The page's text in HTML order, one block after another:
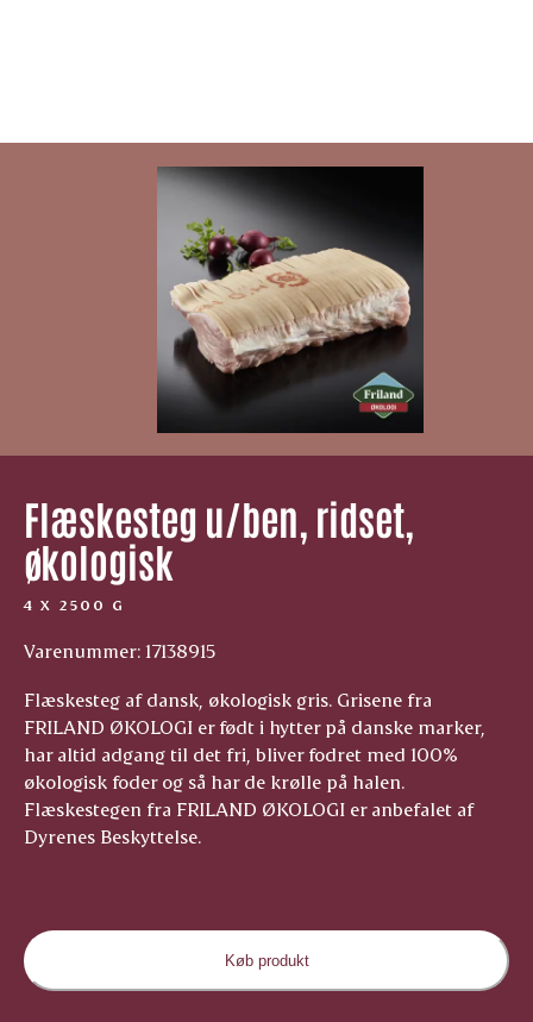
Flæskesteg u/ben, ridset,
økologisk
4 X 2500 G
Varenummer: 17138915
Flæskesteg af dansk, økologisk gris. Grisene fra
FRILAND ØKOLOGI er født i hytter på danske marker,
har altid adgang til det fri, bliver fodret med 100%
økologisk foder og så har de krølle på halen.
Flæskestegen fra FRILAND ØKOLOGI er anbefalet af
Dyrenes Beskyttelse.
Køb produkt